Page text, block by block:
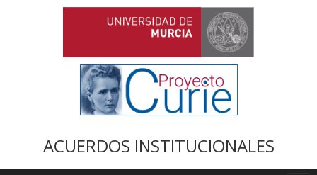
ACUERDOS INSTITUCIONALES